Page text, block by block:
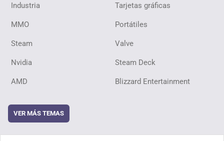
Industria Tarjetas gráficas
MMO Portátiles
Steam Valve
Nvidia Steam Deck
AMD Blizzard Entertainment
VER MÁS TEMAS